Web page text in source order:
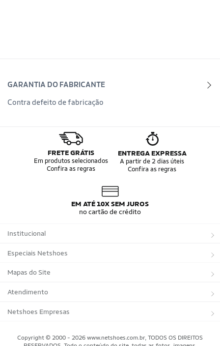
GARANTIA DO FABRICANTE
Contra defeito de fabricação
FRETE GRÁTIS
Em produtos selecionados
Confira as regras
ENTREGA EXPRESSA
A partir de 2 dias úteis
Confira as regras
EM ATÉ 10X SEM JUROS
no cartão de crédito
Institucional
Sobre a Netshoes
Política de Privacidade
Programa de Afiliados
Regulamentos
Especiais Netshoes
Suplementos
Corrida
Bicicletas
Mapas do Site
Marcas
Tipos de Produtos
Atendimento
Trocas e devoluções
Netshoes Empresas
Copyright © 2000 - 2026 www.netshoes.com.br, TODOS OS DIREITOS